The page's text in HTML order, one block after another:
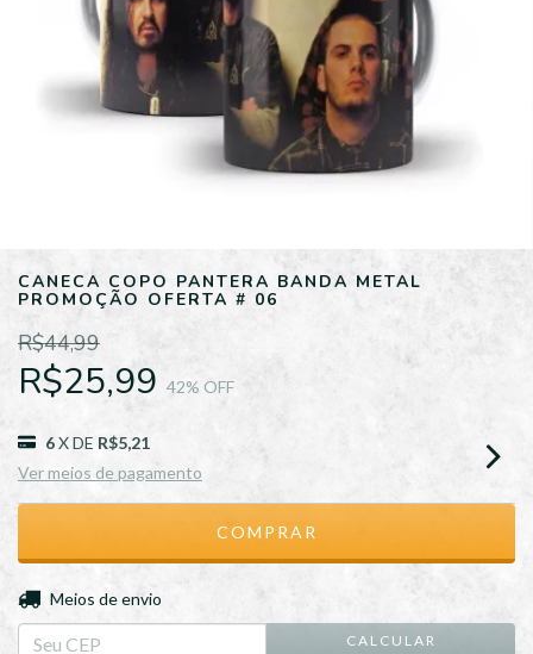
CANECA COPO PANTERA BANDA METAL
PROMOÇÃO OFERTA # 06
R$44,99
R$25,99 42% OFF
6X DE R$5,21
Ver meios de pagamento
Entregas para o CEP:
Meios de envio
CALCULAR